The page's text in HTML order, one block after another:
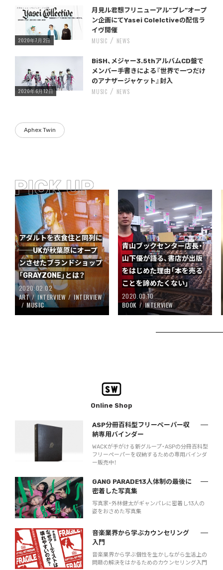
Warning : Undefined variable $post_id in
/home/storywriter/storywriter.tokyo/public_html/wp-content/themes/StoryWriter/single.phpon line
月見ル君想フリニューアル”プレ”オープ
ン企画にてYasei Colelctiveの配信ラ
イヴ開催
2020年7月2日
MUSIC NEWS
Warning : Undefined variable $post_id in
/home/storywriter/storywriter.tokyo/public_html/wp-content/themes/StoryWriter/single.phpon line242
BiSH、メジャー3.5thアルバムCD盤で
メンバー手書きによる『世界で一つだけ
のアナザージャケット』封入
2020年6月12日
MUSIC NEWS
Aphex Twin
アダルトを衣食住と同列に
──UKが秋葉原にオープ
ンさせたブランドショップ
「GRAYZONE」とは？
2020.02.02
ART
INTERVIEW
INTERVIEW
MUSIC
青山ブックセンター店長・
山下優が語る、書店が出版
をはじめた理由「本を売る
ことを諦めたくない」
2020.03.10
BOOK
INTERVIEW
Online Shop
ASP分冊百科型フリーペーパー収
納専用バインダー
WACKが手がける新グループ・ASPの分冊百科型
フリーペーパーを収納するための専用バインダ
ー販売中！
GANG PARADE13人体制の最後に
密着した写真集
写真家・外林健太がギャンパレに密着し13人の
姿をおさめた写真集
音楽業界から学ぶカウンセリング
入門
音楽業界から学ぶ個性を生かしながら生活上の
問題の解決をはかるためのカウンセリング入門